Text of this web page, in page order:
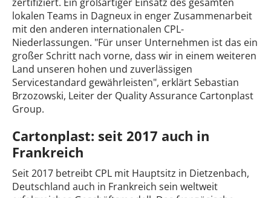
lokalen Teams in Dagneux in enger Zusammenarbeit
mit den anderen internationalen CPL-
Niederlassungen. "Für unser Unternehmen ist das ein
großer Schritt nach vorne, dass wir in einem weiteren
Land unseren hohen und zuverlässigen
Servicestandard gewährleisten", erklärt Sebastian
Brzozowski, Leiter der Quality Assurance Cartonplast
Group.
Cartonplast: seit 2017 auch in
Frankreich
Seit 2017 betreibt CPL mit Hauptsitz in Dietzenbach,
Deutschland auch in Frankreich sein weltweit